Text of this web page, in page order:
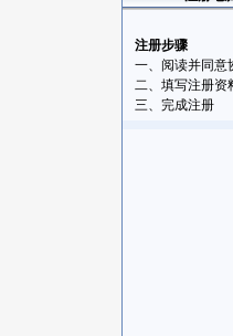
注册步骤
一、阅读并同意
二、填写注册资
三、完成注册